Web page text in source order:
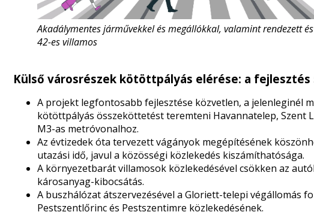
Akadálymentes járművekkel és megállókkal, valamint rendezett
42-es villamos
Külső városrészek kötöttpályás elérése: a
A projekt legfontosabb fejlesztése közvetlen, a jelenleginél
kötöttpályás összeköttetést teremteni Havannatelep, Szent
M3-as metróvonalhoz.
Az évtizedek óta tervezett vágányok megépítésének
utazási idő, javul a közösségi közlekedés kiszámíthatósága.
A környezetbarát villamosok közlekedésével csökken az
károsanyag-kibocsátás.
A buszhálózat átszervezésével a Gloriett-telepi végállomás
Pestszentlőrinc és Pestszentimre közlekedésének.